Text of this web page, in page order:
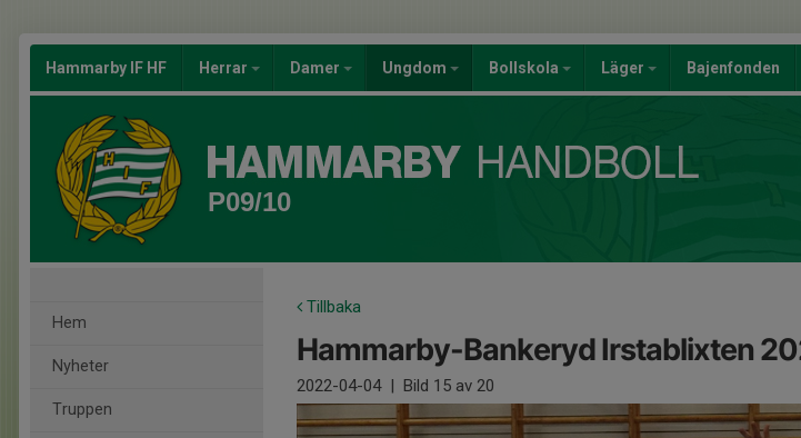
Hammarby IF HF Herrar Damer Ungdom Bollskola Läger Bajenfonden
P09/10
Hem
Nyheter
Truppen
Tillbaka
Hammarby-Bankeryd Irstablixten
2022-04-04 | Bild 15 av 20